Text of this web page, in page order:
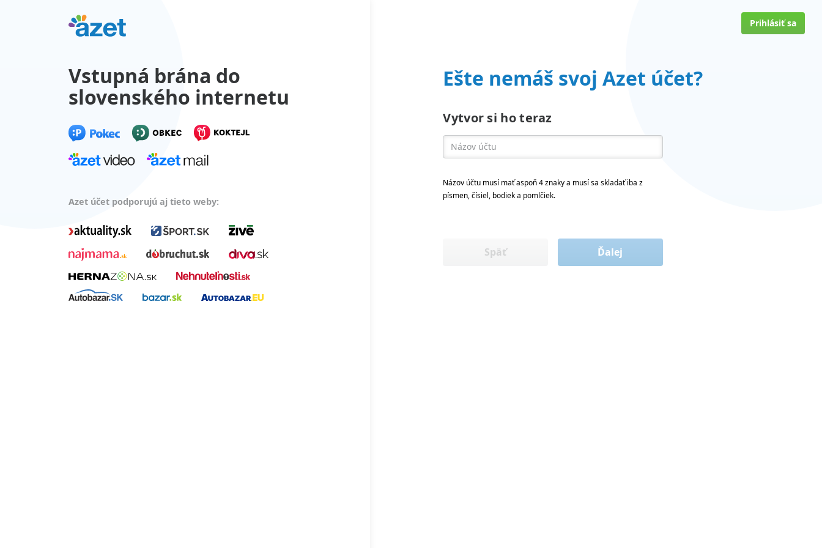
Prihlásiť sa
Vstupná brána do
slovenského internetu
Azet účet podporujú aj tieto weby:
Ešte nemáš svoj Azet účet?
Vytvor si ho teraz
Názov účtu musí mať aspoň 4 znaky a musí sa skladať iba z
písmen, čísiel, bodiek a pomlčiek.